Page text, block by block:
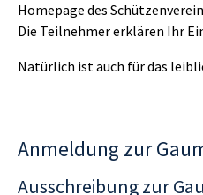
Homepage des
Die Teilnehmer erklären Ihr
Natürlich ist auch für das
Anmeldung zur
Ausschreibung zur